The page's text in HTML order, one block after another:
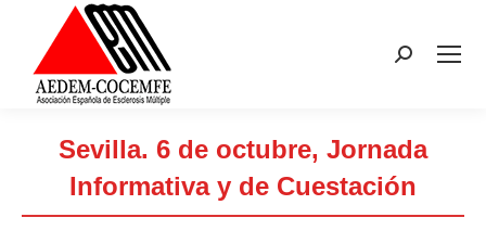
Buscar:
Sevilla. 6 de octubre, Jornada
Informativa y de Cuestación
Estás aquí: